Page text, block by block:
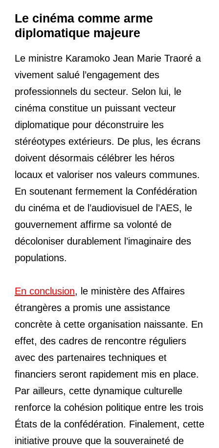
Le cinéma comme arme
diplomatique majeure
Le ministre Karamoko Jean Marie Traoré a
vivement salué l’engagement des
professionnels du secteur. Selon lui, le
cinéma constitue un puissant vecteur
diplomatique pour déconstruire les
stéréotypes extérieurs. De plus, les écrans
doivent désormais célébrer les héros
locaux et valoriser nos valeurs communes.
En soutenant fermement la Confédération
du cinéma et de l’audiovisuel de l’AES, le
gouvernement affirme sa volonté de
décoloniser durablement l’imaginaire des
populations.
En conclusion, le ministère des Affaires
étrangères a promis une assistance
concrète à cette organisation naissante. En
effet, des cadres de rencontre réguliers
avec des partenaires techniques et
financiers seront rapidement mis en place.
Par ailleurs, cette dynamique culturelle
renforce la cohésion politique entre les trois
États de la confédération. Finalement, cette
initiative prouve que la souveraineté de